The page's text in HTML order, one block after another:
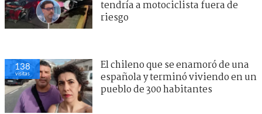
tendría a motociclista fuera de
riesgo
138
visitas
El chileno que se enamoró de una
española y terminó viviendo en un
pueblo de 300 habitantes